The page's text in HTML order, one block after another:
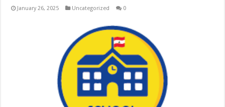
January 26, 2025 Uncategorized 0